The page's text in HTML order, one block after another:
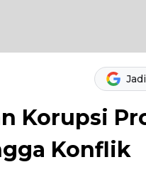
Korupsi
Konflik